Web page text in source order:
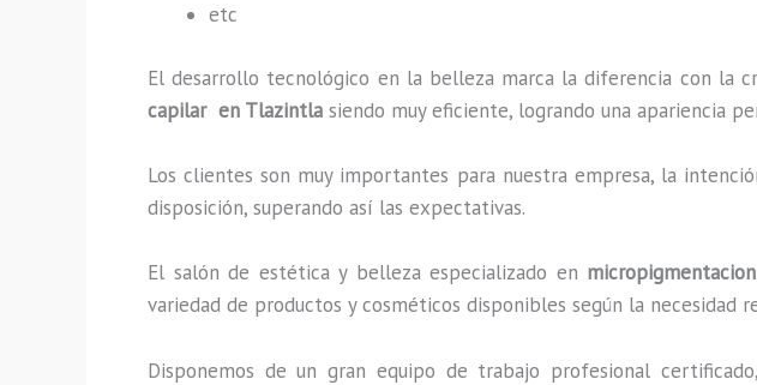
etc
El desarrollo tecnológico en la belleza marca la diferencia con la
capilar en Tlazintla siendo muy eficiente, logrando una apariencia
Los clientes son muy importantes para nuestra empresa, la
disposición, superando así las expectativas.
El salón de estética y belleza especializado en
variedad de productos y cosméticos disponibles según la necesidad
Disponemos de un gran equipo de trabajo profesional